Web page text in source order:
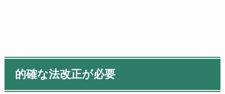
的確な法改正が必要